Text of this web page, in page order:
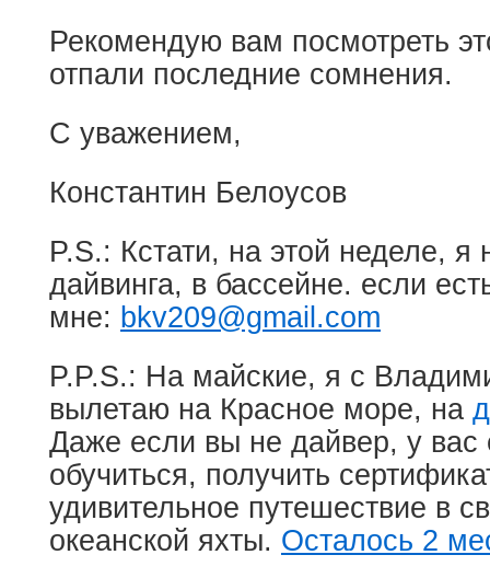
Рекомендую вам посмотреть
отпали последние сомнения.
С уважением,
Константин Белоусов
P.S.: Кстати, на этой неделе, я
дайвинга, в бассейне. если
мне: bkv209@gmail.com
P.P.S.: На майские, я с
вылетаю на Красное море, на
Даже если вы не дайвер, у вас
обучиться, получить
удивительное путешествие в
океанской яхты. Осталось 2